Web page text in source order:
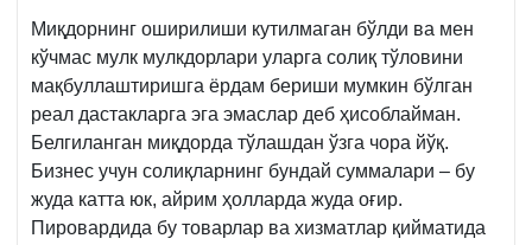
Миқдорнинг оширилиши кутилмаган бўлди ва мен
кўчмас мулк мулкдорлари уларга солиқ тўловини
мақбуллаштиришга ёрдам бериши мумкин бўлган
реал дастакларга эга эмаслар деб ҳисоблайман.
Белгиланган миқдорда тўлашдан ўзга чора йўқ.
Бизнес учун солиқларнинг бундай суммалари – бу
жуда катта юк, айрим ҳолларда жуда оғир.
Пировардида бу товарлар ва хизматлар қийматида